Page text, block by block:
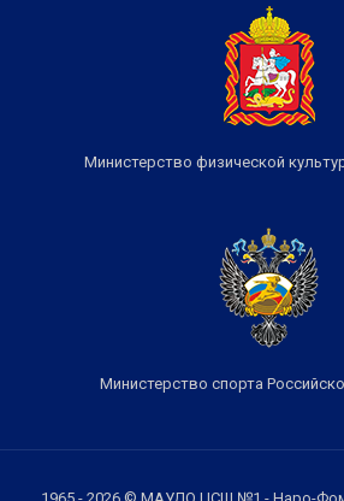
Министерство физической
Министерство спорта